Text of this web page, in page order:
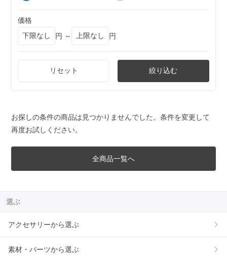
価格
円 ～
円
リセット 絞り込む
お探しの条件の商品は見つかりませんでした。条件を変更して
再度お試しください。
全商品一覧へ
選ぶ
アクセサリーから選ぶ
素材・パーツから選ぶ